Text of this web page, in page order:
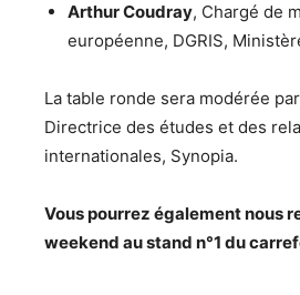
Arthur Coudray, Chargé de
européenne, DGRIS,
La table ronde sera modérée
Directrice des études et des
internationales, Synopia.
Vous pourrez également nous
weekend au stand n°1 du